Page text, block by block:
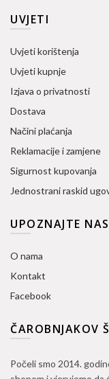
UVJETI
Uvjeti korištenja
Uvjeti kupnje
Izjava o privatnosti
Dostava
Načini plaćanja
Reklamacije i zamjene
Sigurnost kupovanja
Jednostrani raskid
UPOZNAJTE NAS
O nama
Kontakt
Facebook
ČAROBNJAKOV
Počeli smo 2014.